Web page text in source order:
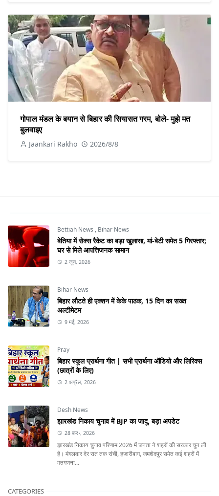
गोपाल मंडल के बयान से बिहार की सियासत गरम, बोले- मुझे मत
बुलवाइए
Jaankari Rakho 2026/8/8
Bettiah News , Bihar News
बेतिया में सेक्स रैकेट का बड़ा खुलासा, मां-बेटी समेत 5 गिरफ्तार;
घर से मिले आपत्तिजनक सामान
2 जून, 2026
Bihar News
बिहार लौटते ही एक्शन में केके पाठक, 15 दिन का सख्त
अल्टीमेटम
9 मई, 2026
Pray
बिहार स्कूल प्रार्थना गीत | सभी प्रार्थना ऑडियो और लिरिक्स
(छात्रों के लिए)
2 अप्रैल, 2026
Desh News
झारखंड निकाय चुनाव में BJP का जादू, बड़ा अपडेट
28 फ़र॰, 2026
झारखंड निकाय चुनाव परिणाम 2026 में जनता ने शहरों की सरकार चुन ली
है। मंगलवार देर रात तक रांची, हजारीबाग, जमशेदपुर समेत कई शहरों में
मतगणना...
CATEGORIES